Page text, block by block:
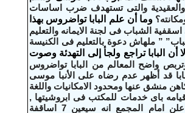
والعقيدية والتى تستهدف ضرب اساسات
وما أن علم البابا تواضروس بهذا
الشباب فى لجنة الايمانه والتعليم
” ملهاش دعوة بالتعليم فى الكنيسة
البابا تراجع ولجأ إلى التهدئة وصوت
واضح المعالم من البابا تواضروس
قد أظهر عدم رضاه على الأنبا موسى
منشق عنها ومحدود الامكانيات واللغة
باى خدمات للمكتب فى ابروشيتها ,
وكل مايفعله انشطة محدودة فى كنائس تابعه للبابا؟ , والعام الماض اعلن امام المجمع انه سيعين 7 اساقفة